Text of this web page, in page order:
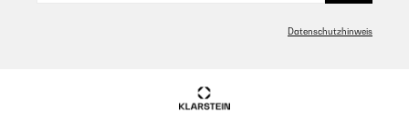
Datenschutzhinweis